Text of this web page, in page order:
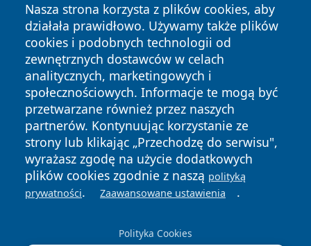
Nasza strona korzysta z plików cookies, aby
działała prawidłowo. Używamy także plików
cookies i podobnych technologii od
zewnętrznych dostawców w celach
analitycznych, marketingowych i
społecznościowych. Informacje te mogą być
przetwarzane również przez naszych
partnerów. Kontynuując korzystanie ze
strony lub klikając „Przechodzę do serwisu",
wyrażasz zgodę na użycie dodatkowych
plików cookies zgodnie z naszą polityką
prywatności. Zaawansowane ustawienia .
Polityka Cookies
Copyright © 2026 czestochowanews.pl Wszystkie prawa
zastrzeżone.
News Autorzy
Polityka
Prywatności
Polityka
Cookies
cześć